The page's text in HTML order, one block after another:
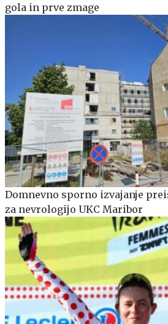
gola in prve zmage
Domnevno sporno izvajanje
za nevrologijo UKC Maribor